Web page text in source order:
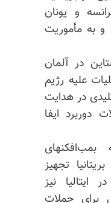
و یونان
به مأموریت
در آلمان
علیه رژیم
در هدایت
دوربرد ایفا
تجهیز
ایتالیا نیز
برای حملات